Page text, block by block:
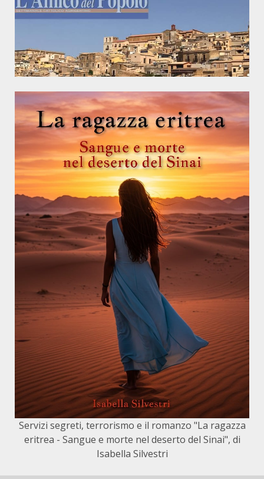
Servizi segreti, terrorismo e il romanzo "La ragazza
eritrea - Sangue e morte nel deserto del Sinai", di
Isabella Silvestri